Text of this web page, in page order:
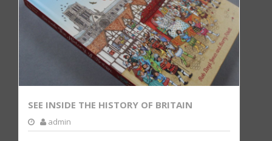
SEE INSIDE THE HISTORY OF BRITAIN
admin